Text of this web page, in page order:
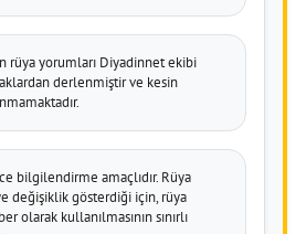
rüya yorumları Diyadinnet ekibi
derlenmiştir ve kesin
bilgilendirme amaçlıdır. Rüya
değişiklik gösterdiği için, rüya
olarak kullanılmasının sınırlı